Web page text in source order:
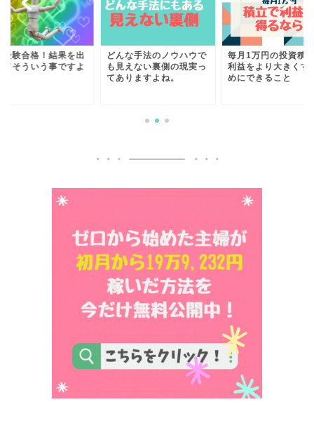
受験合格！結果を出
てそういう事ですよ
どんな手法のノウハウで
も見えない裏側の現実っ
てありますよね。
毎月1万円の投資積
利益をより大きくす
めにできること